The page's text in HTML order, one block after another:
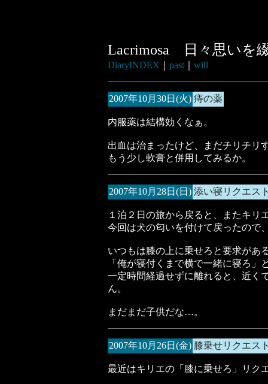
Lacrimosa 日々思いを
DiaryINDEX past will
2007年10月30日(火) 痔の薬
内服薬は結構効くなぁ。
出血は治まったけど、まだチリチリ
もう少し軟膏と併用してみるか。
2007年10月28日(日) 添い寝リクエス
１泊２日の旅から戻ると、またキリ
今回は犬の匂いを付けて戻ったので
いつもは膝の上に乗せろと要求があ
「俺が寝付くまで横で一緒に寝ろ」
一定時間経過せずに離れると、近く
ん。
まだまだ子供だな…。
2007年10月26日(金) 膝乗せリクエス
最近はキリエの「膝に乗せろ」リク